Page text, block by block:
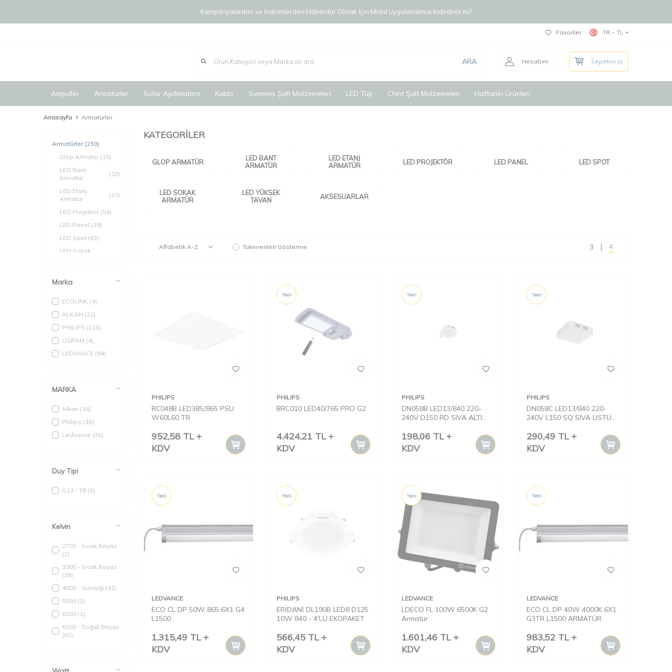
Kampanyalardan ve İndirimlerden Haberdar Olmak İçin Mobil Uygulamamızı İndirdiniz mi?
Favoriler TR − TL
ARA Hesabım Sepetim (0)
Ampuller Armatürler Solar Aydınlatma Kablo Siemens Şalt Malzemeleri LED Tüp Chint Şalt Malzemeleri Haftanın Ürünleri
Anasayfa Armatürler
Armatürler (230)
Glop Armatür (16)
LED Bant
Armatür
(12)
LED Etanj
Armatür
(20)
LED Projektör (54)
LED Panel (18)
LED Spot (63)
LED Sokak
Tavan
Marka
ECOLINK (4)
ALKAN (22)
PHILIPS (116)
OSRAM (4)
LEDVANCE (84)
MARKA
Alkan (16)
Philips (16)
Ledvance (36)
Duy Tipi
G13 - T8 (2)
Kelvin
2700 - Sıcak Beyaz
(2)
3000 - Sıcak Beyaz
(28)
4000 - Günışığı (41)
5000 (2)
6000 (1)
6500 - Soğuk Beyaz
(62)
KATEGORİLER
GLOP ARMATÜR
LED BANT
ARMATÜR
LED ETANJ
ARMATÜR
LED PROJEKTÖR LED PANEL LED SPOT
LED SOKAK
ARMATÜR
LED YÜKSEK
TAVAN
AKSESUARLAR
Tükenenleri Gösterme 3 4
PHILIPS
RC048B LED38S/865 PSU
W60L60 TR
952,58 TL
KDV
Yeni
PHILIPS
BRC010 LED40/765 PRO G2
4.424,21 TL
KDV
Yeni
PHILIPS
DN058B LED13/840 220-
240V D150 RD SIVA ALTI
198,06 TL
KDV
Yeni
PHILIPS
DN058C LED13/840 220-
240V L150 SQ SIVA ÜSTÜ
290,49 TL
KDV
Yeni
LEDVANCE
ECO CL DP 50W 865 6X1 G4
L1500
1.315,49 TL
KDV
Yeni
PHILIPS
ERİDANİ DL190B LED8 D125
10W 840 - 4'LÜ EKOPAKET
566,45 TL
KDV
Yeni
LEDVANCE
LDECO FL 100W 6500K G2
Armatür
1.601,46 TL
KDV
Yeni
LEDVANCE
ECO CL DP 40W 4000K 6X1
G3TR L1500 ARMATÜR
983,52 TL
KDV